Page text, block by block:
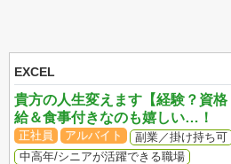
EXCEL
貴方の人生変えます【経験？資
給＆食事付きなのも嬉しい…！
正社員 アルバイト 副業／掛け持ち可
中高年/シニアが活躍できる職場